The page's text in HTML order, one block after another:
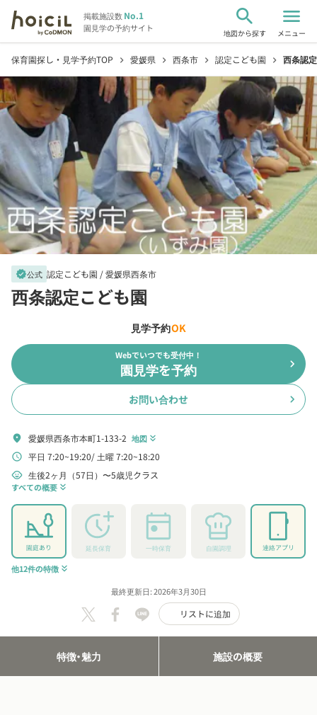
掲載施設数No.1
園見学の予約サイト
search
地図から探す
menu
メニュー
保育園探し・見学予約TOP chevron_right 愛媛県 chevron_right 西条市 chevron_right 認定こども園 chevron_right 西条認
verified公式 認定こども園 /愛媛県西条市
西条認定こども園
見学予約OK
Webでいつでも受付中！
園見学を予約 chevron_right
お問い合わせ chevron_right
location_on 愛媛県西条市本町1-133-2 地図 keyboard_double_arrow_down
schedule 平日 7:20~19:20 土曜 7:20~18:20
child_care 生後2ヶ月（57日）〜5歳児クラス
すべての概要 keyboard_double_arrow_down
園庭あり 延長保育 一時保育 自園調理 連絡アプリ
他12件の特徴 keyboard_double_arrow_down
最終更新日: 2026年3月30日
リストに追加
特徴・魅力 施設の概要